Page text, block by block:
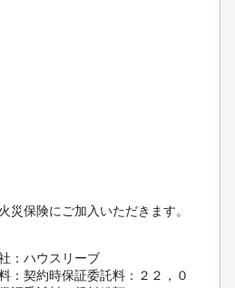
災保険にご加入いただきます。
：ハウスリーブ
：契約時保証委託料：２２，０